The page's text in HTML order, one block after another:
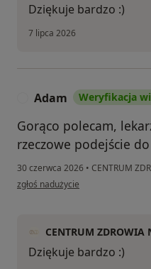
Dziękuje bardzo :)
7 lipca 2026
Adam Weryfikacja
Gorąco polecam,
rzeczowe podejście
30 czerwca 2026 • CENTRUM
w opinii użytkownika Adam
zgłoś nadużycie
CENTRUM ZDROWIA
Dziękuje bardzo :)